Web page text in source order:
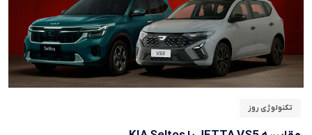
تکنولوژی روز